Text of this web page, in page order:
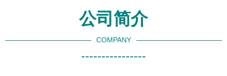
公司简介
COMPANY
----------------